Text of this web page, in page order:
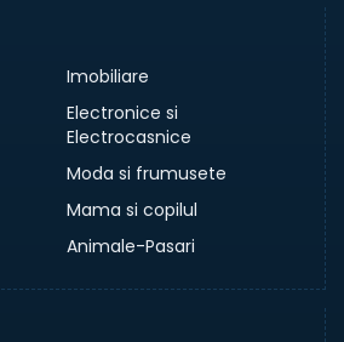
Imobiliare
Electronice si
Electrocasnice
Moda si frumusete
Mama si copilul
Animale-Pasari